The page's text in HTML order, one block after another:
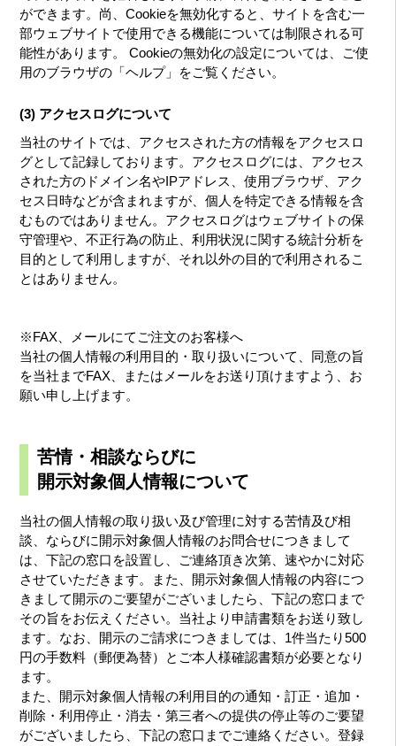
ができます。尚、Cookieを無効化すると、サイトを含む一
部ウェブサイトで使用できる機能については制限される可
能性があります。 Cookieの無効化の設定については、ご使
用のブラウザの「ヘルプ」をご覧ください。
(3) アクセスログについて
当社のサイトでは、アクセスされた方の情報をアクセスロ
グとして記録しております。アクセスログには、アクセス
された方のドメイン名やIPアドレス、使用ブラウザ、アク
セス日時などが含まれますが、個人を特定できる情報を含
むものではありません。アクセスログはウェブサイトの保
守管理や、不正行為の防止、利用状況に関する統計分析を
目的として利用しますが、それ以外の目的で利用されるこ
とはありません。
※FAX、メールにてご注文のお客様へ
当社の個人情報の利用目的・取り扱いについて、同意の旨
を当社までFAX、またはメールをお送り頂けますよう、お
願い申し上げます。
苦情・相談ならびに
開示対象個人情報について
当社の個人情報の取り扱い及び管理に対する苦情及び相
談、ならびに開示対象個人情報のお問合せにつきまして
は、下記の窓口を設置し、ご連絡頂き次第、速やかに対応
させていただきます。また、開示対象個人情報の内容につ
きまして開示のご要望がございましたら、下記の窓口まで
その旨をお伝えください。当社より申請書類をお送り致し
ます。なお、開示のご請求につきましては、1件当たり500
円の手数料（郵便為替）とご本人様確認書類が必要となり
ます。
また、開示対象個人情報の利用目的の通知・訂正・追加・
削除・利用停止・消去・第三者への提供の停止等のご要望
がございましたら、下記の窓口までご連絡ください。登録